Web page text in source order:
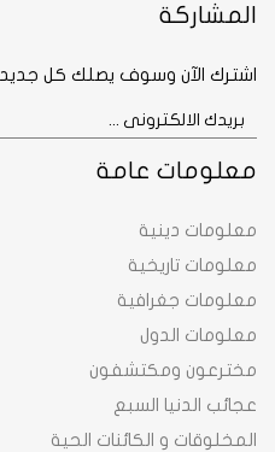
معلومات عامة
معلومات دينية
معلومات تاريخية
معلومات جغرافية
معلومات الدول
مخترعون ومكتشفون
عجائب الدنيا السبع
المخلوقات و الكائنات الحية
المشاركة
اشترك الآن وسوف يصلك كل جديد